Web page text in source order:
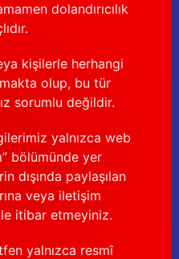
dolandırıcılık
kişilerle herhangi
olup, bu tür
sorumlu değildir.
yalnızca web
bölümünde yer
dışında paylaşılan
veya iletişim
itibar etmeyiniz.
yalnızca resmî